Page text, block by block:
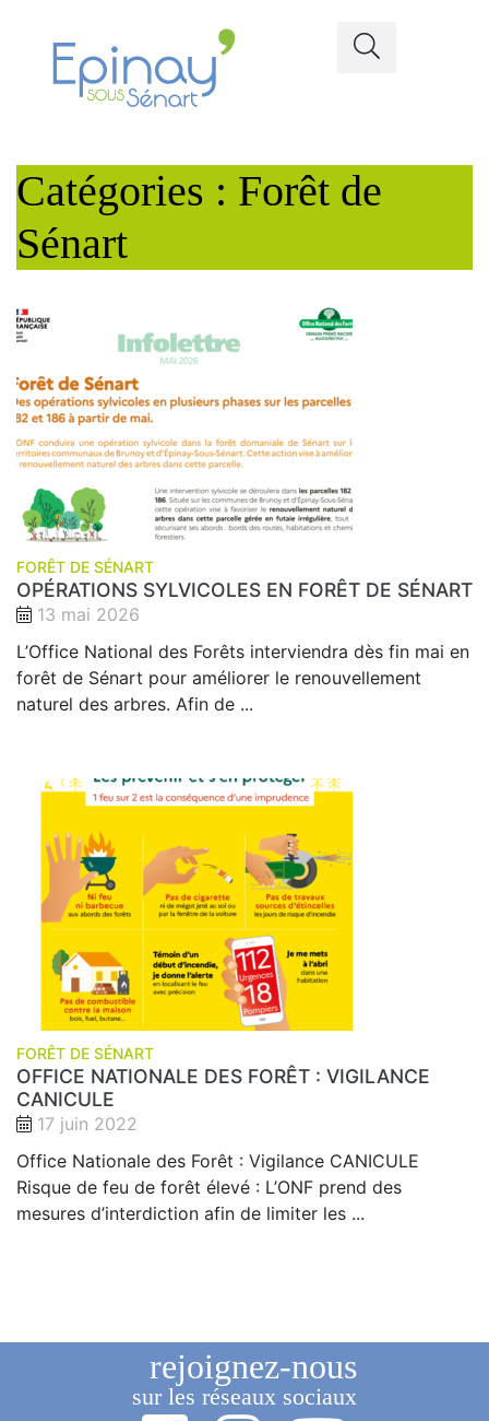
Catégories : Forêt de
Sénart
FORÊT DE SÉNART
OPÉRATIONS SYLVICOLES EN FORÊT DE SÉNART
13 mai 2026
L’Office National des Forêts interviendra dès fin mai en
forêt de Sénart pour améliorer le renouvellement
naturel des arbres. Afin de ...
FORÊT DE SÉNART
OFFICE NATIONALE DES FORÊT : VIGILANCE
CANICULE
17 juin 2022
Office Nationale des Forêt : Vigilance CANICULE
Risque de feu de forêt élevé : L’ONF prend des
mesures d’interdiction afin de limiter les ...
rejoignez-nous
sur les réseaux sociaux